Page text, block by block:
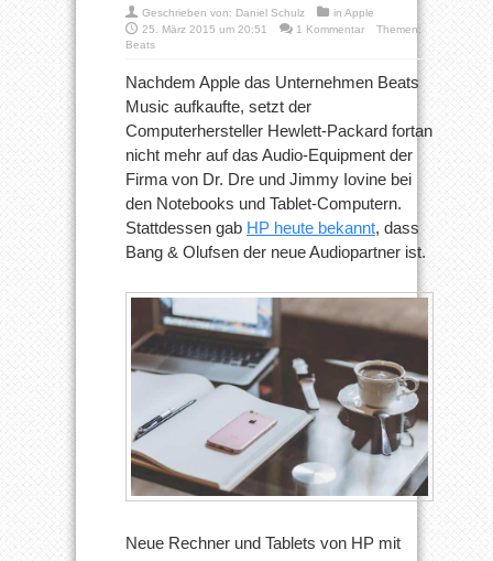
Geschrieben von: Daniel Schulz in Apple
25. März 2015 um 20:51
1 Kommentar
Themen:
Beats
Nachdem Apple das Unternehmen Beats
Music aufkaufte, setzt der
Computerhersteller Hewlett-Packard fortan
nicht mehr auf das Audio-Equipment der
Firma von Dr. Dre und Jimmy Iovine bei
den Notebooks und Tablet-Computern.
Stattdessen gab HP heute bekannt, dass
Bang & Olufsen der neue Audiopartner ist.
Neue Rechner und Tablets von HP mit